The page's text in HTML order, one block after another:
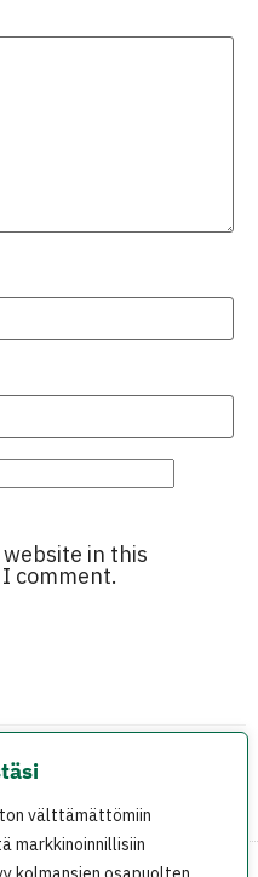
välttämättömiin
markkinoinnillisiin
in this
comment.
lehti: Homot eivÃ¤t ole mitÃ¤Ã¤n